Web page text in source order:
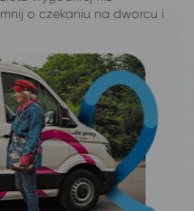
o czekaniu na dworcu i